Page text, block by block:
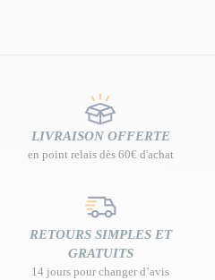
LIVRAISON OFFERTE
en point relais dès 60€ d'achat
RETOURS SIMPLES ET
GRATUITS
14 jours pour changer d’avis